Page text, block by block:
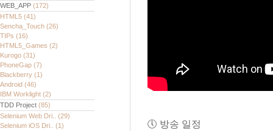
WEB_APP (172)
HTML5 (41)
Sencha_Touch (26)
TIPs (16)
HTML5_Games (2)
Kurogo (31)
PhoneGap (7)
Blackberry (1)
Android (46)
IBM Worklight (2)
TDD Project (85)
Selenium Web Dri.. (29)
Selenium iOS Dri.. (1)
🕔 방송 일정